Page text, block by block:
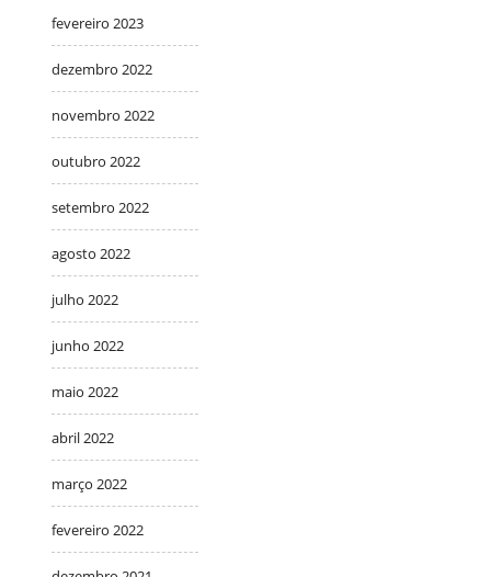
fevereiro 2023
dezembro 2022
novembro 2022
outubro 2022
setembro 2022
agosto 2022
julho 2022
junho 2022
maio 2022
abril 2022
março 2022
fevereiro 2022